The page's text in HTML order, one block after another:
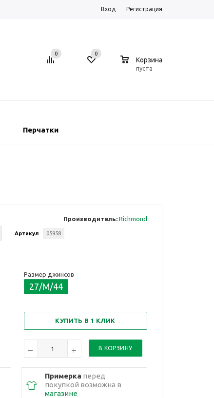
Вход Регистрация
0 0
Корзина
пуста
Перчатки
Производитель: Richmond
Артикул 05958
Размер джинсов
27/M/44
КУПИТЬ В 1 КЛИК
Примерка перед
покупкой возможна в
магазине